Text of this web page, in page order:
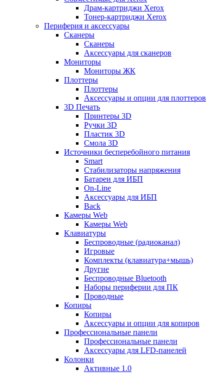
Драм-картриджи Xerox
Тонер-картриджи Xerox
Периферия и аксессуары
Сканеры
Сканеры
Аксессуары для сканеров
Мониторы
Мониторы ЖК
Плоттеры
Плоттеры
Аксессуары и опции для плоттеров
3D Печать
Принтеры 3D
Ручки 3D
Пластик 3D
Смола 3D
Источники бесперебойного питания
Smart
Стабилизаторы напряжения
Батареи для ИБП
On-Line
Аксессуары для ИБП
Back
Камеры Web
Камеры Web
Клавиатуры
Беспроводные (радиоканал)
Игровые
Комплекты (клавиатура+мышь)
Другие
Беспроводные Bluetooth
Наборы периферии для ПК
Проводные
Копиры
Копиры
Аксессуары и опции для копиров
Профессиональные панели
Профессиональные панели
Аксессуары для LFD-панелей
Колонки
Активные 1.0